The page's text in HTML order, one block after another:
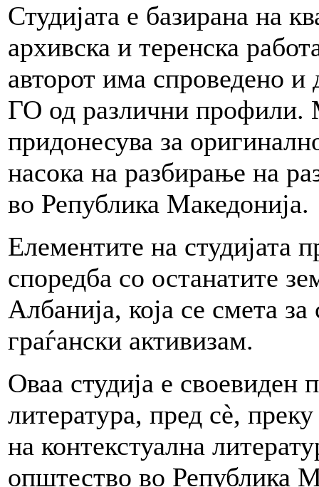
Студијата е базирана на
архивска и теренска
авторот има спроведено и
ГО од различни профили.
придонесува за
насока на разбирање на
во Република Македонија.
Елементите на студијата
споредба со останатите
Албанија, која се смета
граѓански активизам.
Оваа студија е своевиден
литература, пред сè,
на контекстуална
општество во Република